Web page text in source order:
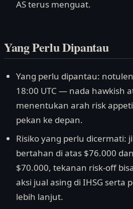
AS terus menguat.
Yang Perlu Dipantau
Yang perlu dipantau:
18:00 UTC — nada hawkish
menentukan arah risk
pekan ke depan.
Risiko yang perlu dicermati:
bertahan di atas $76.000
$70.000, tekanan risk-off
aksi jual asing di IHSG serta
lebih lanjut.